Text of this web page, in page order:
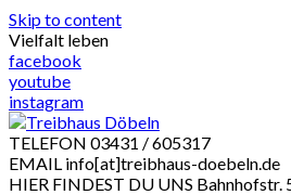
Skip to content
Vielfalt leben
facebook
youtube
instagram
TELEFON 03431 / 605317
EMAIL info[at]treibhaus-doebeln.de
HIER FINDEST DU UNS Bahnhofstr.